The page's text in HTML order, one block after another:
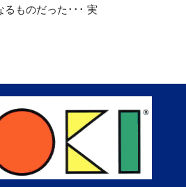
るものだった･･･ 実